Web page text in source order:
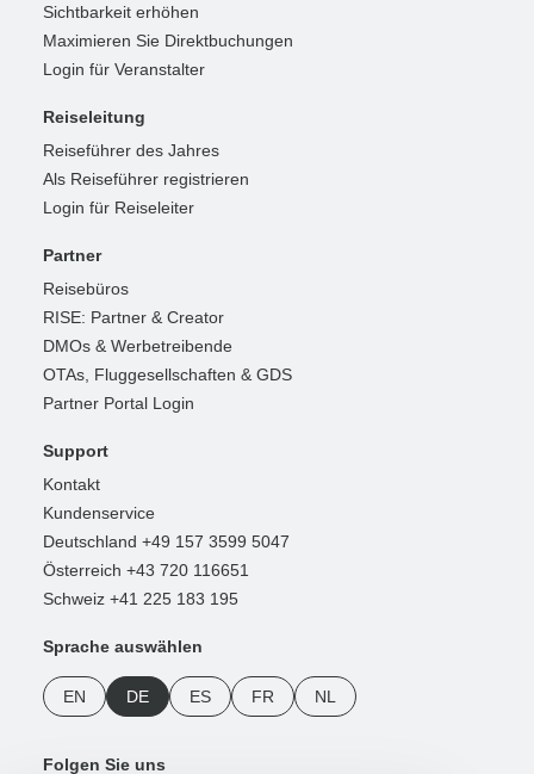
Sichtbarkeit erhöhen
Maximieren Sie Direktbuchungen
Login für Veranstalter
Reiseleitung
Reiseführer des Jahres
Als Reiseführer registrieren
Login für Reiseleiter
Partner
Reisebüros
RISE: Partner & Creator
DMOs & Werbetreibende
OTAs, Fluggesellschaften & GDS
Partner Portal Login
Support
Kontakt
Kundenservice
Deutschland +49 157 3599 5047
Österreich +43 720 116651
Schweiz +41 225 183 195
Sprache auswählen
EN DE ES FR NL
Folgen Sie uns